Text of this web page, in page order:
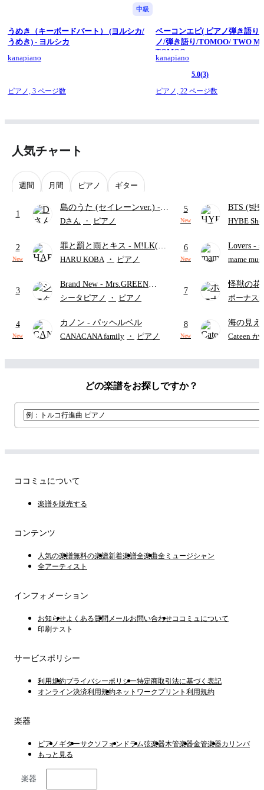
中級
うめき（キーボードパート） (ヨルシカ/
うめき) - ヨルシカ
kanapiano
ピアノ, 3 ページ数
ベーコンエピ( ピアノ弾き語り
ノ/弾き語り/TOMOO/ TWO
TOMOO
kanapiano
5.0(3)
ピアノ,22 ページ数
人気チャート
週間 月間 ピアノ ギター
1
島のうた (セイレーンver.) -
セイレーン(CV.鈴木みのり)
ード・ペダル付き/『映画ちい
かわ 人魚の島のひみつ』よ
Dさん ・ ピアノ
2
New
罪と罰と雨とキス - M!LK(佐
野勇斗&吉田仁人)
HARU KOBA ・ ピアノ
3
Brand New - Mrs.GREEN
APPLE
シータピアノ ・ ピアノ
4
New
カノン - パッヘルベル
CANACANA family ・ ピアノ
5
New
BTS (방
HYBE
6
New
Lovers -
ト)
mame
7
怪獣の
ードパー
ボーナス
8
New
海の見
Cateen か
どの楽譜をお探しですか？
ココミュについて
楽譜を販売する
コンテンツ
人気の楽譜無料の楽譜新着楽譜全楽曲全ミュージシャン
全アーティスト
インフォメーション
お知らせよくある質問 メールお問い合わせココミュについて
印刷テスト
サービスポリシー
利用規約プライバシーポリシー特定商取引法に基づく表記
オンライン決済利用規約ネットワークプリント利用規約
楽器
ピアノ ギターサクソフォン ドラム弦楽器木管楽器金管楽器カリンバ
もっと見る
楽器